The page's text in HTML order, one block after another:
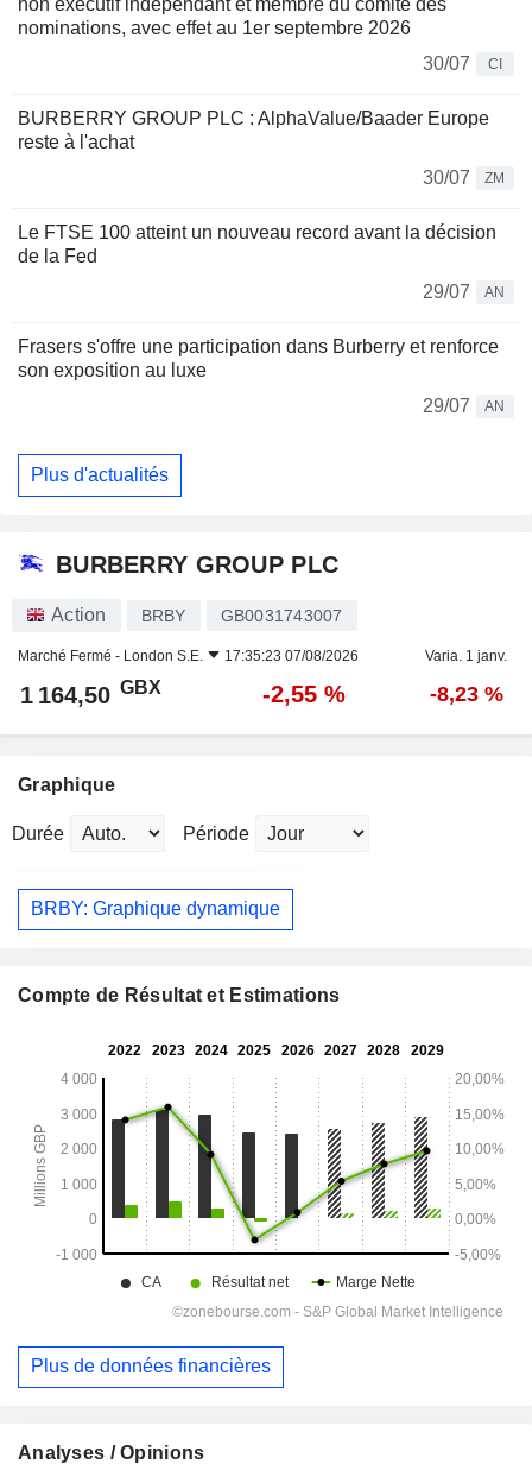
non exécutif indépendant et membre du comité des
nominations, avec effet au 1er septembre 2026
30/07
CI
BURBERRY GROUP PLC : AlphaValue/Baader Europe
reste à l'achat
30/07
ZM
Le FTSE 100 atteint un nouveau record avant la décision
de la Fed
29/07
AN
Frasers s'offre une participation dans Burberry et renforce
son exposition au luxe
29/07
AN
Plus d'actualités
BURBERRY GROUP PLC
Action BRBY GB0031743007
Marché Fermé - London S.E. 17:35:23 07/08/2026 Varia. 1 janv.
1 164,50 GBX -2,55 % -8,23 %
Graphique
Durée Période
BRBY: Graphique dynamique
Compte de Résultat et Estimations
Plus de données financières
Analyses / Opinions